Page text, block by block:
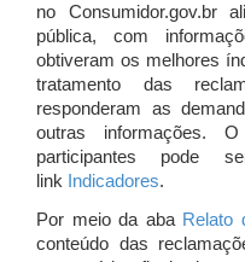
no Consumidor.gov.br
pública, com
obtiveram os melhores
tratamento das
responderam as
outras informações.
participantes pode
link Indicadores.
Por meio da aba Relato
conteúdo das